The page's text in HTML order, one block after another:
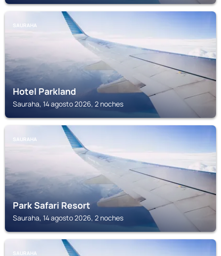
SAURAHA
Hotel Parkland
Sauraha, 14 agosto 2026, 2 noches
SAURAHA
Park Safari Resort
Sauraha, 14 agosto 2026, 2 noches
SAURAHA